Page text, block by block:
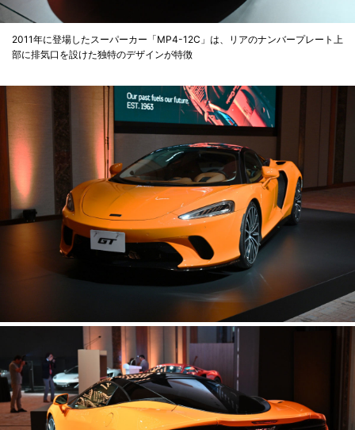
2011年に登場したスーパーカー「MP4-12C」は、リアのナンバープレート上
部に排気口を設けた独特のデザインが特徴